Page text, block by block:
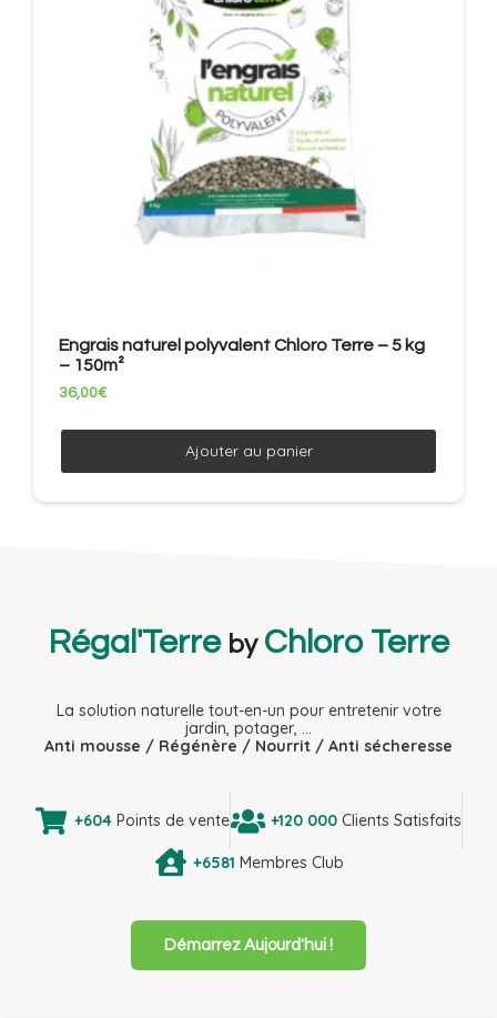
Engrais naturel polyvalent Chloro Terre – 5 kg
– 150m²
36,00€
Ajouter au panier
Régal'Terre by Chloro Terre
La solution naturelle tout-en-un pour entretenir votre
jardin, potager, …
Anti mousse / Régénère / Nourrit / Anti sécheresse
+604 Points de vente +120 000 Clients Satisfaits
+6581 Membres Club
Démarrez Aujourd'hui !